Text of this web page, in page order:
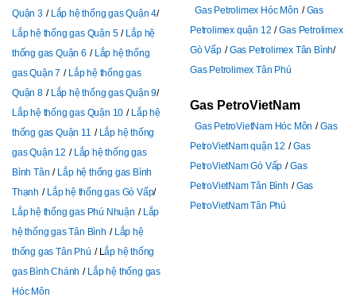
Quận 3
Lắp hệ thống gas Quận 4
Lắp hệ thống gas Quận 5
Lắp hệ
thống gas Quận 6
Lắp hệ thống
gas Quận 7
Lắp hệ thống gas
Quận 8
Lắp hệ thống gas Quận 9
Lắp hệ thống gas Quận 10
Lắp hệ
thống gas Quận 11
Lắp hệ thống
gas Quận 12
Lắp hệ thống gas
Bình Tân
Lắp hệ thống gas Bình
Thạnh
Lắp hệ thống gas Gò Vấp
Lắp hệ thống gas Phú Nhuận
Lắp
hệ thống gas Tân Bình
Lắp hệ
thống gas Tân Phú
Lắp hệ thống
gas Bình Chánh
Lắp hệ thống gas
Hóc Môn
Gas Petrolimex Hóc Môn
Gas
Petrolimex quận 12
Gas Petrolimex
Gò Vấp
Gas Petrolimex Tân Bình
Gas Petrolimex Tân Phú
Gas PetroVietNam
Gas PetroVietNam Hóc Môn
Gas
PetroVietNam quận 12
Gas
PetroVietNam Gò Vấp
Gas
PetroVietNam Tân Bình
Gas
PetroVietNam Tân Phú